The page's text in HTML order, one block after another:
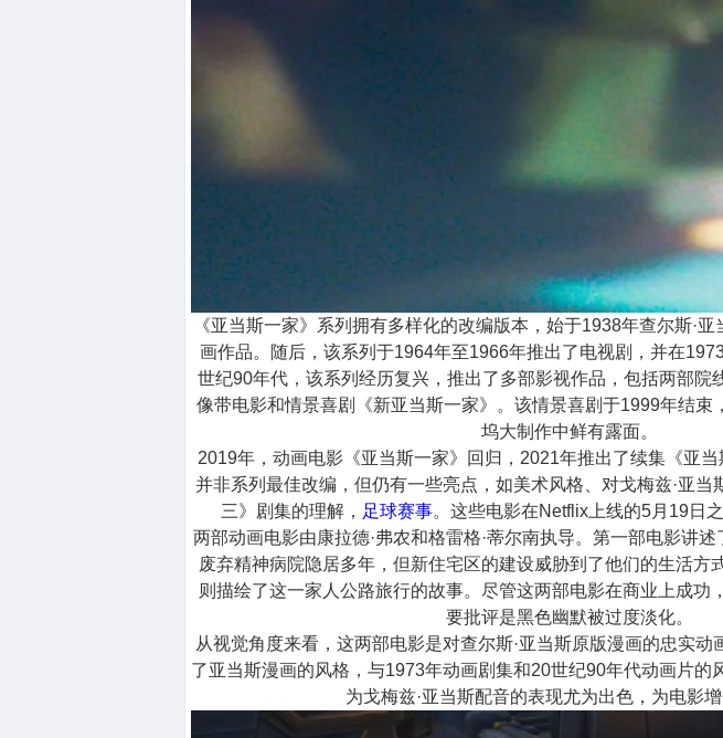
《亚当斯一家》系列拥有多样化的改编版本，始于1938年查尔斯·
画作品。随后，该系列于1964年至1966年推出了电视剧，并在
世纪90年代，该系列经历复兴，推出了多部影视作品，包括两部院
像带电影和情景喜剧《新亚当斯一家》。该情景喜剧于1999年结束
坞大制作中鲜有露面。
2019年，动画电影《亚当斯一家》回归，2021年推出了续集《亚
并非系列最佳改编，但仍有一些亮点，如美术风格、对戈梅兹·亚当
三》剧集的理解， 足球赛事。这些电影在Netflix上线的5月19日
两部动画电影由康拉德·弗农和格雷格·蒂尔南执导。第一部电影讲
废弃精神病院隐居多年，但新住宅区的建设威胁到了他们的生活方
则描绘了这一家人公路旅行的故事。尽管这两部电影在商业上成功
要批评是黑色幽默被过度淡化。
从视觉角度来看，这两部电影是对查尔斯·亚当斯原版漫画的忠实动
了亚当斯漫画的风格，与1973年动画剧集和20世纪90年代动画片的
为戈梅兹·亚当斯配音的表现尤为出色，为电影增